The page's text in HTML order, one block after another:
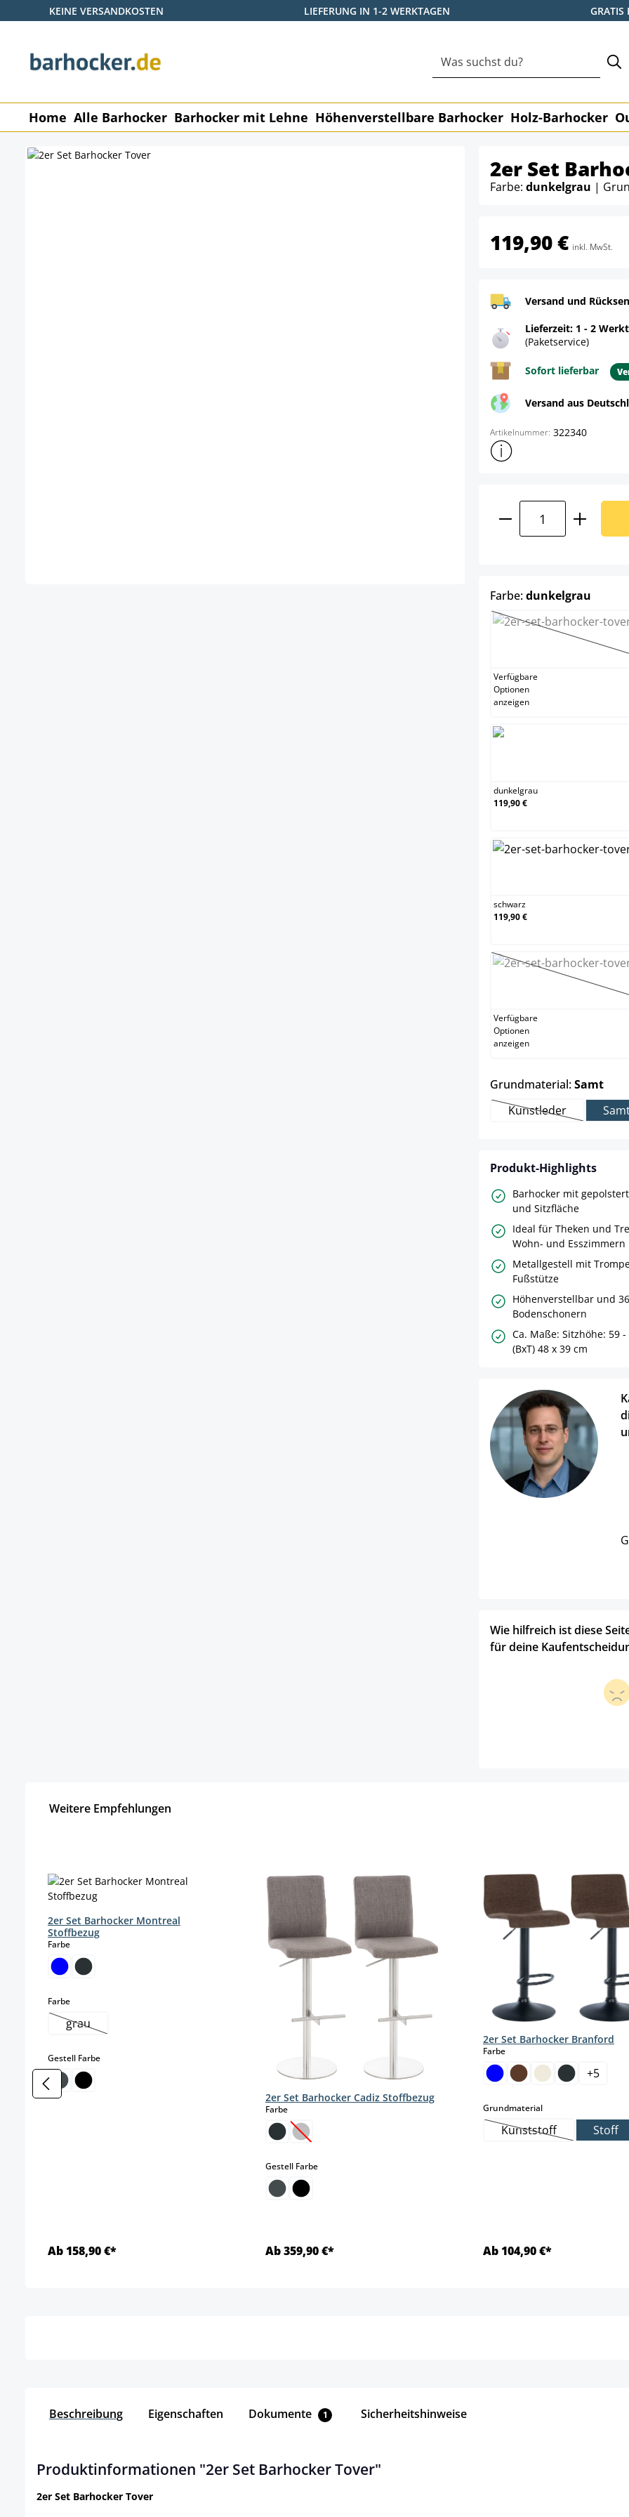
Hauptinhalt springen
Zur Suche springen
Zur Hauptnavigation springen
KEINE VERSANDKOSTEN LIEFERUNG IN 1-2 WERKTAGEN GRATIS
Home Alle Barhocker Barhocker mit Lehne Höhenverstellbare Barhocker Holz-Barhocker
2er Set
Farbe: dunkelgrau |
119,90 € inkl. MwSt.
Versand und
Lieferzeit: 1 - 2
(Paketservice)
Sofort lieferbar
Versand aus
Artikelnummer: 322340
Weitere
Produkt Anzahl:
Farbe:dunkelgrau
blau
(Diese
Verfügbare
Optionen
anzeigen
dunkelgrau
119,90 €
schwarz
119,90 €
weiß
(Diese
Verfügbare
Optionen
anzeigen
Grundmaterial:Samt
Kunstleder(Diese Option ist
Produkt-Highlights
Barhocker mit
und Sitzfläche
Ideal für Theken und
Wohn- und Esszimmern
Metallgestell mit
Fußstütze
Höhenverstellbar und
Bodenschonern
Ca. Maße: Sitzhöhe: 59
(BxT) 48 x 39 cm
Wie hilfreich ist diese
für deine
Weitere Empfehlungen
2er Set Barhocker Montreal
Stoffbezug
Farbeauswählen
Farbeauswählen
grau(Diese Option ist zurzeit nicht verfügbar.)
Gestell Farbeauswählen
Ab 158,90 €*
2er Set Barhocker Cadiz Stoffbezug
Farbeauswählen
(Diese Option ist zurzeit nicht verfügbar.)
Gestell Farbeauswählen
Ab 359,90 €*
2er Set Barhocker Branford
Farbeauswählen
+5
Grundmaterialauswählen
Kunststoff(Diese Option istStoff
Ab 104,90 €*
Beschreibung Eigenschaften Dokumente 1 Sicherheitshinweise
Produktinformationen "2er Set Barhocker Tover"
2er Set Barhocker Tover